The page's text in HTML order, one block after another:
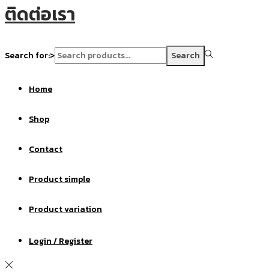
ติดต่อเรา
Search for:> Search
Home
Shop
Contact
Product simple
Product variation
Login / Register